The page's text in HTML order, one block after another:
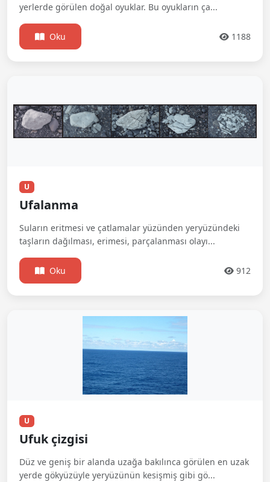
yerlerde görülen doğal oyuklar. Bu oyukların ça...
Oku 1188
U
Ufalanma
Suların eritmesi ve çatlamalar yüzünden yeryüzündeki
taşların dağılması, erimesi, parçalanması olayı...
Oku 912
U
Ufuk çizgisi
Düz ve geniş bir alanda uzağa bakılınca görülen en uzak
yerde gökyüzüyle yeryüzünün kesişmiş gibi gö...